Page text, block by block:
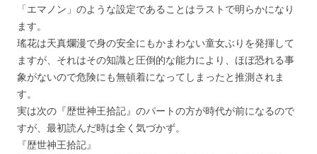
「エマノン」のような設定であることはラストで明らかになり
ます。
瑤花は天真爛漫で身の安全にもかまわない童女ぶりを発揮して
ますが、それはその知識と圧倒的な能力により、ほぼ恐れる事
象がないので危険にも無頓着になってしまったと推測されま
す。
実は次の『歴世神王拾記』のパートの方が時代が前になるので
すが、最初読んだ時は全く気づかず。
『歴世神王拾記』